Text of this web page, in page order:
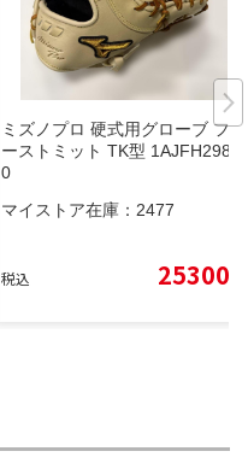
ミズノプロ 硬式用グローブ ファ
ーストミット TK型 1AJFH2980
0
マイストア在庫： 2477
税込 25300